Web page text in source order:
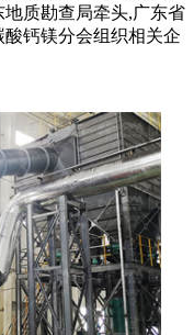
质勘查局牵头,广东省
钙镁分会组织相关企